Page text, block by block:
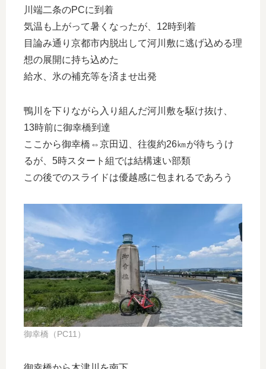
川端二条のPCに到着
気温も上がって暑くなったが、12時到着
目論み通り京都市内脱出して河川敷に逃げ込める理
想の展開に持ち込めた
給水、氷の補充等を済ませ出発
鴨川を下りながら入り組んだ河川敷を駆け抜け、
13時前に御幸橋到達
ここから御幸橋⇔京田辺、往復約26㎞が待ちうけ
るが、5時スタート組では結構速い部類
この後でのスライドは優越感に包まれるであろう
御幸橋（PC11）